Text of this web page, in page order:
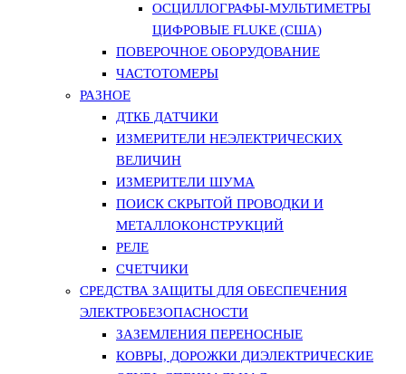
ОСЦИЛЛОГРАФЫ-МУЛЬТИМЕТРЫ
ЦИФРОВЫЕ FLUKE (США)
ПОВЕРОЧНОЕ ОБОРУДОВАНИЕ
ЧАСТОТОМЕРЫ
РАЗНОЕ
ДТКБ ДАТЧИКИ
ИЗМЕРИТЕЛИ НЕЭЛЕКТРИЧЕСКИХ
ВЕЛИЧИН
ИЗМЕРИТЕЛИ ШУМА
ПОИСК СКРЫТОЙ ПРОВОДКИ И
МЕТАЛЛОКОНСТРУКЦИЙ
РЕЛЕ
СЧЕТЧИКИ
СРЕДСТВА ЗАЩИТЫ ДЛЯ ОБЕСПЕЧЕНИЯ
ЭЛЕКТРОБЕЗОПАСНОСТИ
ЗАЗЕМЛЕНИЯ ПЕРЕНОСНЫЕ
КОВРЫ, ДОРОЖКИ ДИЭЛЕКТРИЧЕСКИЕ